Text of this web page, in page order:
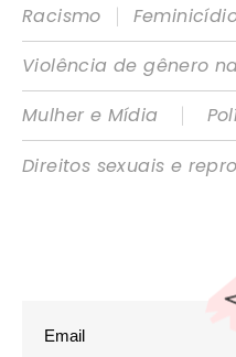
Racismo
|
Violência de gênero
Mulher e Mídia
|
Direitos sexuais e